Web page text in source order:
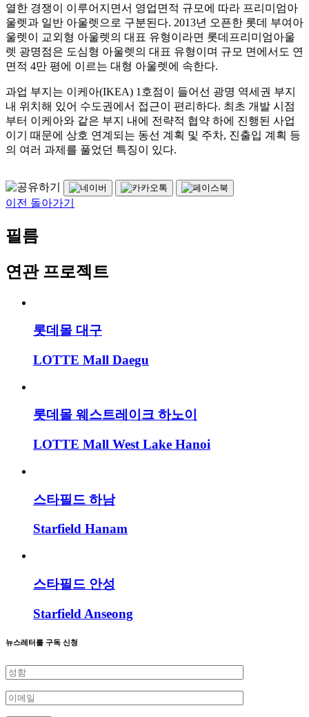
열한 경쟁이 이루어지면서 영업면적 규모에 따라 프리미엄아
울렛과 일반 아울렛으로 구분된다. 2013년 오픈한 롯데 부여아
울렛이 교외형 아울렛의 대표 유형이라면 롯데프리미엄아울
렛 광명점은 도심형 아울렛의 대표 유형이며 규모 면에서도 연
면적 4만 평에 이르는 대형 아울렛에 속한다.
과업 부지는 이케아(IKEA) 1호점이 들어선 광명 역세권 부지
내 위치해 있어 수도권에서 접근이 편리하다. 최초 개발 시점
부터 이케아와 같은 부지 내에 전략적 협약 하에 진행된 사업
이기 때문에 상호 연계되는 동선 계획 및 주차, 진출입 계획 등
의 여러 과제를 풀었던 특징이 있다.
이전 돌아가기
필름
연관 프로젝트
롯데몰 대구
LOTTE Mall Daegu
롯데몰 웨스트레이크 하노이
LOTTE Mall West Lake Hanoi
스타필드 하남
Starfield Hanam
스타필드 안성
Starfield Anseong
뉴스레터를 구독 신청